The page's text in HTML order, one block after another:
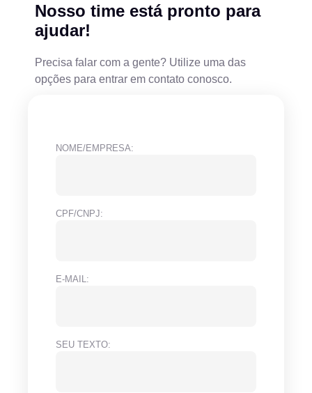
Nosso time está pronto para
ajudar!
Precisa falar com a gente? Utilize uma das
opções para entrar em contato conosco.
NOME/EMPRESA:
CPF/CNPJ:
E-MAIL:
SEU TEXTO: